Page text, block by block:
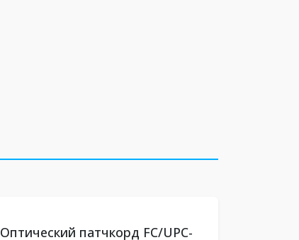
Оптический патчкорд FC/UPC-